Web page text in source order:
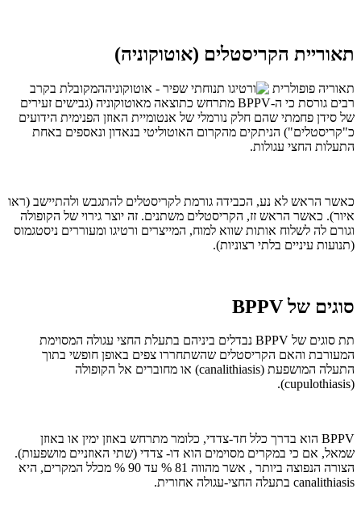
תאוריית הקריסטלים (אוטוקוניה)
תאוריה פופולרית
המקובלת בקרב
רבים גורסת כי ה-BPPV מתרחש כתוצאה מאוטוקוניה (גבישים זעירים
של סידן פחמתי שהם חלק נורמלי של אנטומיית האוזן הפנימית הידועים
כ"קריסטלים") הניתקים מהקרום האוטוליטי בנאדון ונאספים באחת
התעלות החצי עגולות.
כאשר הראש לא נע, הכבידה גורמת לקריסטלים להתגבש ולהתיישב (ראו
איור). כאשר הראש זז, הקריסטלים משתנים. זה יוצר גירוי של הקופולה
וגורם לה לשלוח אותות שווא למוח, המייצרים ורטיגו ומעוררים ניסטגמוס
(תנועות עיניים בלתי רצוניות).
סוגים של BPPV
תת סוגים של BPPV נבדלים ביניהם בתעלת החצי עגולה המסוימת
המעורבת והאם הקריסטלים שהשתחררו צפים באופן חופשי בתוך
התעלה המושפעת (canalithiasis) או מחוברים אל הקופולה
(cupulothiasis).
BPPV הוא בדרך כלל חד-צדדי, כלומר מתרחש באוזן ימין או באוזן
שמאל, אם כי במקרים מסוימים הוא דו- צדדי (שתי האוזניים מושפעות).
הצורה הנפוצה ביותר , אשר מהווה 81 % עד 90 % מכלל המקרים, היא
canalithiasis בתעלה החצי-עגולה אחורית.